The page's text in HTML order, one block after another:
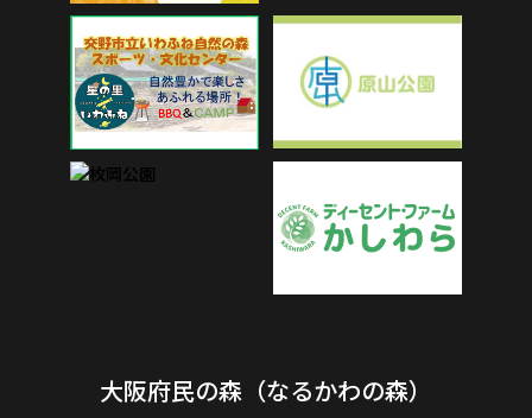
大阪府民の森（なるかわの森）